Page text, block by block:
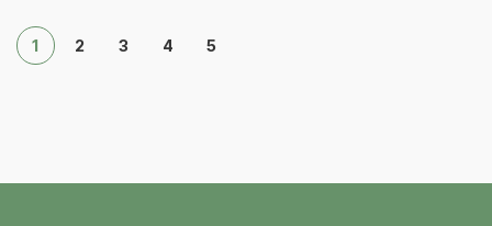
1 2 3 4 5